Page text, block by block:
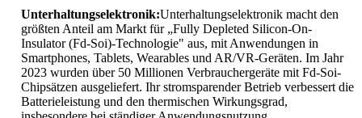
Unterhaltungselektronik:Unterhaltungselektronik macht den
größten Anteil am Markt für „Fully Depleted Silicon-On-
Insulator (Fd-Soi)-Technologie" aus, mit Anwendungen in
Smartphones, Tablets, Wearables und AR/VR-Geräten. Im Jahr
2023 wurden über 50 Millionen Verbrauchergeräte mit Fd-Soi-
Chipsätzen ausgeliefert. Ihr stromsparender Betrieb verbessert die
Batterieleistung und den thermischen Wirkungsgrad,